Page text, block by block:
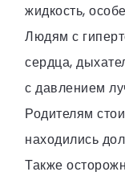
жидкость,
Людям с
сердца,
с давлением
Родителям
находились
Также